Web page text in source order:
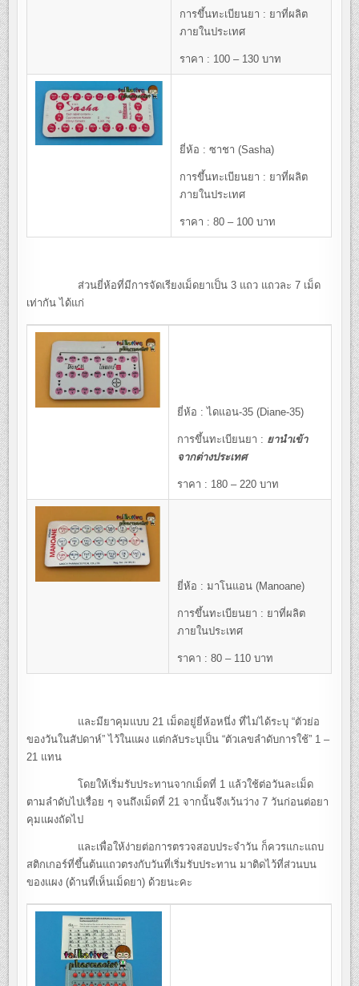
การขึ้นทะเบียนยา : ยาที่ผลิต
ภายในประเทศ
ราคา : 100 – 130 บาท
ยี่ห้อ : ซาชา (Sasha)
การขึ้นทะเบียนยา : ยาที่ผลิต
ภายในประเทศ
ราคา : 80 – 100 บาท
ส่วนยี่ห้อที่มีการจัดเรียงเม็ดยาเป็น 3 แถว แถวละ 7 เม็ด
เท่ากัน ได้แก่
ยี่ห้อ : ไดแอน-35 (Diane-35)
การขึ้นทะเบียนยา : ยานำเข้า
จากต่างประเทศ
ราคา : 180 – 220 บาท
ยี่ห้อ : มาโนแอน (Manoane)
การขึ้นทะเบียนยา : ยาที่ผลิต
ภายในประเทศ
ราคา : 80 – 110 บาท
และมียาคุมแบบ 21 เม็ดอยู่ยี่ห้อหนึ่ง ที่ไม่ได้ระบุ “ตัวย่อ
ของวันในสัปดาห์” ไว้ในแผง แต่กลับระบุเป็น “ตัวเลขลำดับการใช้” 1 –
21 แทน
โดยให้เริ่มรับประทานจากเม็ดที่ 1 แล้วใช้ต่อวันละเม็ด
ตามลำดับไปเรื่อย ๆ จนถึงเม็ดที่ 21 จากนั้นจึงเว้นว่าง 7 วันก่อนต่อยา
คุมแผงถัดไป
และเพื่อให้ง่ายต่อการตรวจสอบประจำวัน ก็ควรแกะแถบ
สติกเกอร์ที่ขึ้นต้นแถวตรงกับวันที่เริ่มรับประทาน มาติดไว้ที่ส่วนบน
ของแผง (ด้านที่เห็นเม็ดยา) ด้วยนะคะ